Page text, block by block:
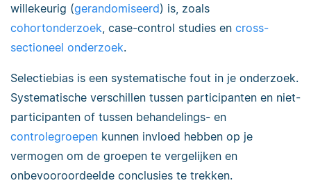
willekeurig (gerandomiseerd) is, zoals
cohortonderzoek , case-control studies en cross-
sectioneel onderzoek.
Selectiebias is een systematische fout in je onderzoek.
Systematische verschillen tussen participanten en niet-
participanten of tussen behandelings- en
controlegroepen kunnen invloed hebben op je
vermogen om de groepen te vergelijken en
onbevooroordeelde conclusies te trekken.